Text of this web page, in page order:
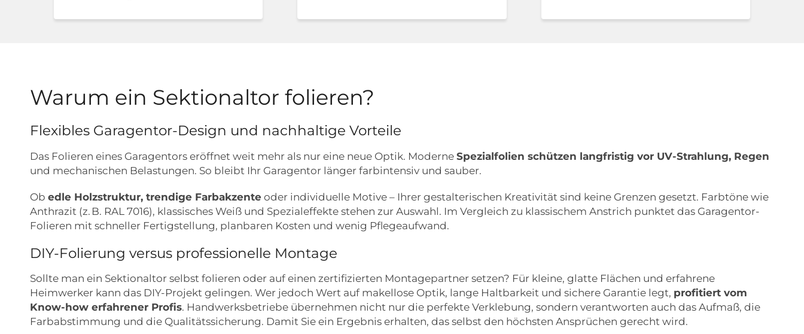
Warum ein Sektionaltor folieren?
Flexibles Garagentor-Design und nachhaltige Vorteile
Das Folieren eines Garagentors eröffnet weit mehr als nur eine neue Optik. Moderne Spezialfolien schützen langfristig vor UV-Strahlung, Regen
und mechanischen Belastungen. So bleibt Ihr Garagentor länger farbintensiv und sauber.
Ob edle Holzstruktur, trendige Farbakzente oder individuelle Motive – Ihrer gestalterischen Kreativität sind keine Grenzen gesetzt. Farbtöne wie
Anthrazit (z. B. RAL 7016), klassisches Weiß und Spezialeffekte stehen zur Auswahl. Im Vergleich zu klassischem Anstrich punktet das Garagentor-
Folieren mit schneller Fertigstellung, planbaren Kosten und wenig Pflegeaufwand.
DIY-Folierung versus professionelle Montage
Sollte man ein Sektionaltor selbst folieren oder auf einen zertifizierten Montagepartner setzen? Für kleine, glatte Flächen und erfahrene
Heimwerker kann das DIY-Projekt gelingen. Wer jedoch Wert auf makellose Optik, lange Haltbarkeit und sichere Garantie legt, profitiert vom
Know-how erfahrener Profis. Handwerksbetriebe übernehmen nicht nur die perfekte Verklebung, sondern verantworten auch das Aufmaß, die
Farbabstimmung und die Qualitätssicherung. Damit Sie ein Ergebnis erhalten, das selbst den höchsten Ansprüchen gerecht wird.